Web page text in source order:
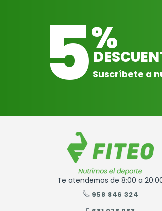
5%
Suscríbete a
Te atendemos de 8:00 a
958 846 324